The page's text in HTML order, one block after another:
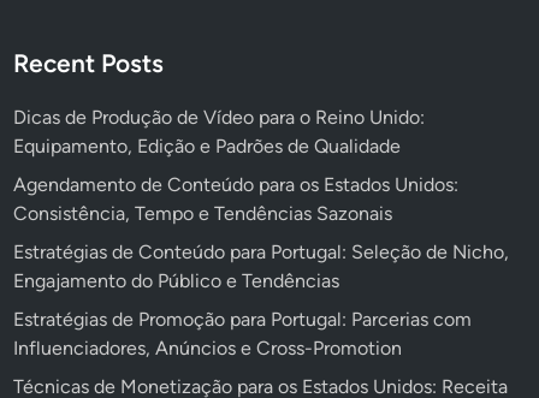
Recent Posts
Dicas de Produção de Vídeo para o Reino Unido:
Equipamento, Edição e Padrões de Qualidade
Agendamento de Conteúdo para os Estados Unidos:
Consistência, Tempo e Tendências Sazonais
Estratégias de Conteúdo para Portugal: Seleção de Nicho,
Engajamento do Público e Tendências
Estratégias de Promoção para Portugal: Parcerias com
Influenciadores, Anúncios e Cross-Promotion
Técnicas de Monetização para os Estados Unidos: Receita